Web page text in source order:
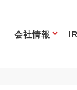
会社情報